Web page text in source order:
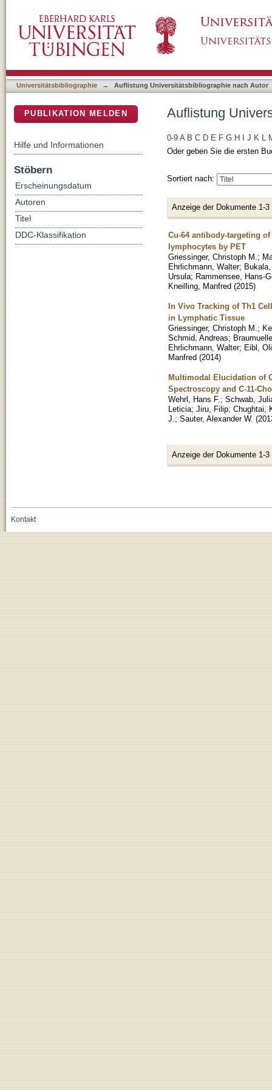
Universitätsbibliographie → Auflistung Universitätsbibliographie nach Autor
Auflistung
0-9 A B C D E F G H J K L
Oder geben Sie die ersten
Sortiert nach:
Anzeige der Dokumente 1-3
Cu-64 antibody-targeting
lymphocytes by PET
Griessinger, Christoph M. ;
Ehrlichmann, Walter;
Ursula; Rammensee, Hans-
Kneilling, Manfred (2015)
In Vivo Tracking of Th1
in Lymphatic Tissue
Griessinger, Christoph M. ;
Schmid, Andreas;
Ehrlichmann, Walter; Eibl,
Manfred (2014)
Multimodal Elucidation of
Spectroscopy and C-11-
Wehrl, Hans F. ; Schwab,
Leticia; Jiru, Filip; Chughtai,
J. ; Sauter, Alexander W. (
Anzeige der Dokumente 1-3
PUBLIKATION MELDEN
Hilfe und Informationen
Stöbern
Erscheinungsdatum
Autoren
Titel
DDC-Klassifikation
Kontakt